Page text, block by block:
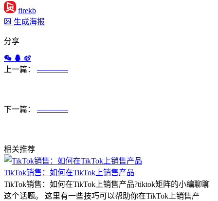
firekb
生成海报
分享
上一篇： ————
下一篇： ————
相关推荐
TikTok销售：如何在TikTok上销售产品
TikTok销售：如何在TikTok上销售产品?tiktok矩阵的小编聊聊
这个话题。 这里有一些技巧可以帮助你在TikTok上销售产